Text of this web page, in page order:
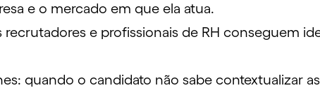
e o mercado em que ela atua.
e profissionais de RH conseguem
quando o candidato não sabe contextualizar